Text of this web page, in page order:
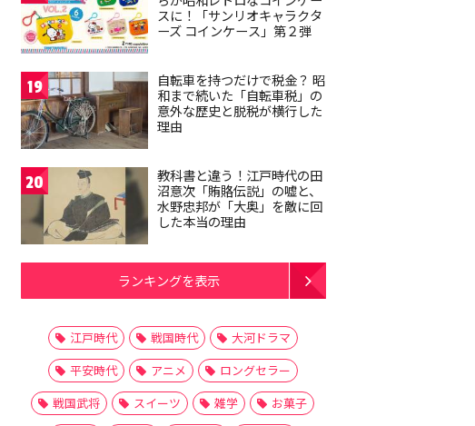
スに！「サンリオキャラクタ
ーズ コインケース」第２弾
19
自転車を持つだけで税金？ 昭
和まで続いた「自転車税」の
意外な歴史と脱税が横行した
理由
20
教科書と違う！江戸時代の田
沼意次「賄賂伝説」の嘘と、
水野忠邦が「大奥」を敵に回
した本当の理由
ランキングを表示
江戸時代 戦国時代
大河ドラマ
平安時代
アニメ
ロングセラー
戦国武将
スイーツ 雑学
お菓子